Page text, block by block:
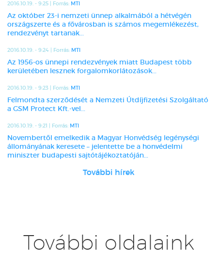
2016.10.19. - 9:25 | Forrás: MTI
Az október 23-i nemzeti ünnep alkalmából a hétvégén
országszerte és a fővárosban is számos megemlékezést,
rendezvényt tartanak...
2016.10.19. - 9:24 | Forrás: MTI
Az 1956-os ünnepi rendezvények miatt Budapest több
kerületében lesznek forgalomkorlátozások...
2016.10.19. - 9:23 | Forrás: MTI
Felmondta szerződését a Nemzeti Útdíjfizetési Szolgáltató
a GSM Protect Kft.-vel...
2016.10.19. - 9:21 | Forrás: MTI
Novembertől emelkedik a Magyar Honvédség legénységi
állományának keresete – jelentette be a honvédelmi
miniszter budapesti sajtótájékoztatóján...
További hírek
További oldalaink